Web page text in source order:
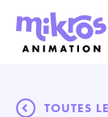
TOUTES